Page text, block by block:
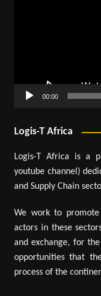
00:00
Logis-T Africa
Logis-T Africa is a
youtube channel)
and Supply Chain
We work to
actors in these
and exchange, for
opportunities that
process of the